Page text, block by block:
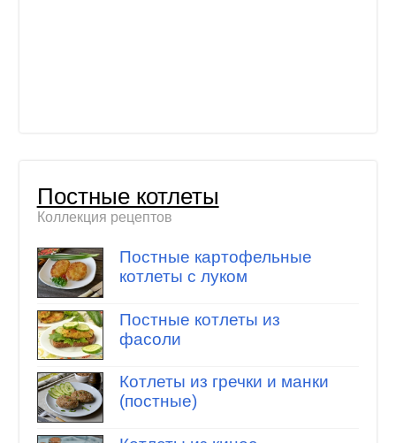
Постные котлеты
Коллекция рецептов
Постные картофельные
котлеты с луком
Постные котлеты из
фасоли
Котлеты из гречки и манки
(постные)